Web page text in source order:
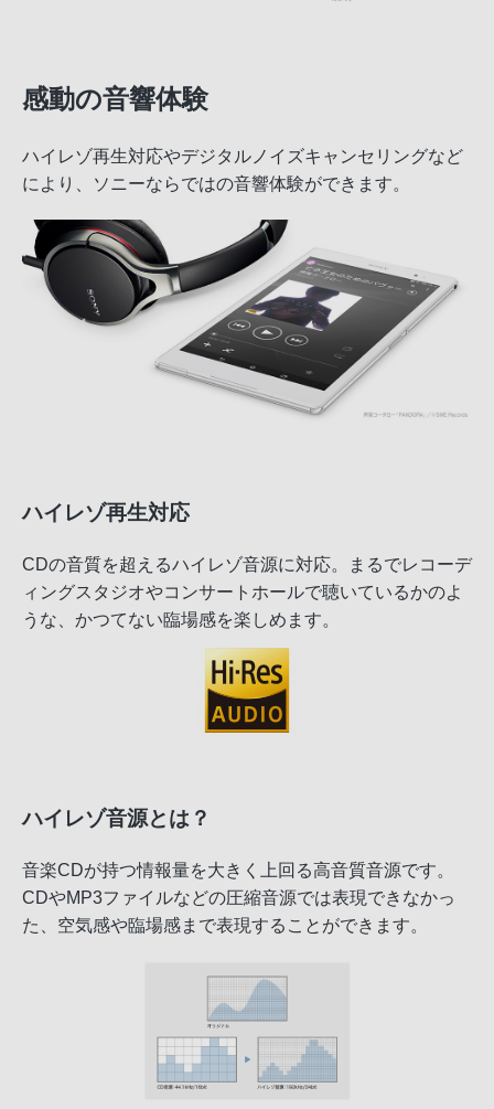
感動の音響体験
ハイレゾ再生対応やデジタルノイズキャンセリングなど
により、ソニーならではの音響体験ができます。
ハイレゾ再生対応
CDの音質を超えるハイレゾ音源に対応。まるでレコーデ
ィングスタジオやコンサートホールで聴いているかのよ
うな、かつてない臨場感を楽しめます。
ハイレゾ音源とは？
音楽CDが持つ情報量を大きく上回る高音質音源です。
CDやMP3ファイルなどの圧縮音源では表現できなかっ
た、空気感や臨場感まで表現することができます。